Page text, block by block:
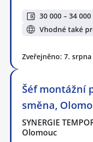
30 000 – 34 000
Vhodné také
Zveřejněno: 7. srpna
Šéf montážní
směna,
SYNERGIE
Olomouc